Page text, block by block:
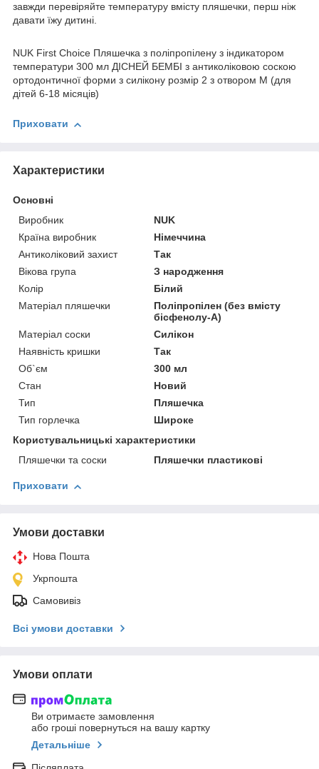
завжди перевіряйте температуру вмісту пляшечки, перш ніж
давати їжу дитині.
NUK First Choice Пляшечка з поліпропілену з індикатором
температури 300 мл ДІСНЕЙ БЕМБІ з антиколіковою соскою
ортодонтичної форми з силікону розмір 2 з отвором М (для
дітей 6-18 місяців)
Приховати
Характеристики
Основні
Виробник
NUK
Країна виробник
Німеччина
Антиколіковий захист
Так
Вікова група
З народження
Колір
Білий
Матеріал пляшечки
Поліпропілен (без вмісту
бісфенолу-А)
Матеріал соски
Силікон
Наявність кришки
Так
Об`єм
300 мл
Стан
Новий
Тип
Пляшечка
Тип горлечка
Широке
Користувальницькі характеристики
Пляшечки та соски
Пляшечки пластикові
Приховати
Умови доставки
Нова Пошта
Укрпошта
Самовивіз
Всі умови доставки
Умови оплати
Ви отримаєте замовлення
або гроші повернуться на вашу картку
Детальніше